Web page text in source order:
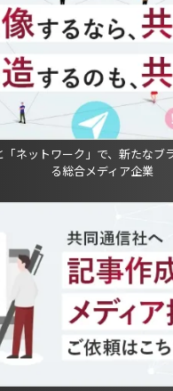
「ネットワーク」で、新たなブ
る総合メディア企業